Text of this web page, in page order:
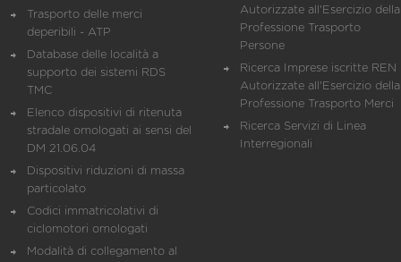
Trasporto delle merci
deperibili - ATP
Database delle località a
supporto dei sistemi RDS
TMC
Elenco dispositivi di ritenuta
stradale omologati ai sensi del
DM 21.06.04
Dispositivi riduzioni di massa
particolato
Codici immatricolativi di
ciclomotori omologati
Modalità di collegamento al
Autorizzate all'Esercizio della
Professione Trasporto
Persone
Ricerca Imprese iscritte REN
Autorizzate all'Esercizio della
Professione Trasporto Merci
Ricerca Servizi di Linea
Interregionali